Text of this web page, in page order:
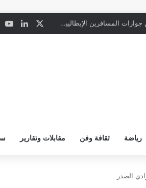
“المعاملة بالمثل”.. إسبانيا: فحص جوازات المسافرين الإيطاليين يبدأ ليل السبت
رياضة ثقافة وفن مقابلات وتقارير
الصدر